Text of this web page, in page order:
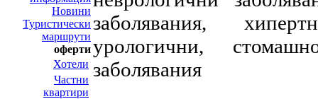
Новини
Туристически
маршрути
оферти
Хотели
Частни
квартири
заболявания,
урологични,
заболявания